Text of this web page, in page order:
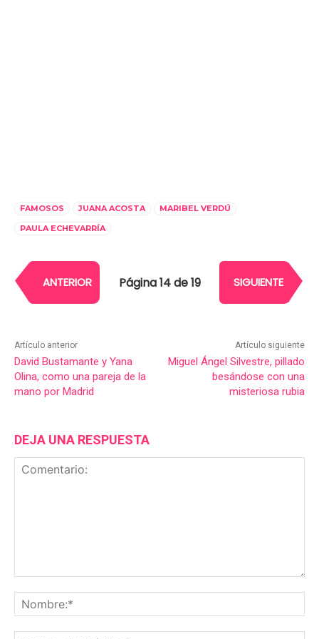
FAMOSOS JUANA ACOSTA
MARIBEL VERDÚ
PAULA ECHEVARRÍA
ANTERIOR Página 14 de 19 SIGUIENTE
Artículo anterior
David Bustamante y Yana
Olina, como una pareja de la
mano por Madrid
Artículo siguiente
Miguel Ángel Silvestre, pillado
besándose con una
misteriosa rubia
DEJA UNA RESPUESTA